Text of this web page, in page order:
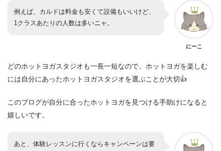
例えば、カルドは料金も安くて設備もいいけど、
1クラスあたりの人数は多いニャ。
にーこ
どのホットヨガスタジオも一長一短なので、ホットヨガを楽しむ
には自分にあったホットヨガスタジオを選ぶことが大切👍
このブログが自分に合ったホットヨガを見つける手助けになると
嬉しいです。
あと、体験レッスンに行くならキャンペーンは要